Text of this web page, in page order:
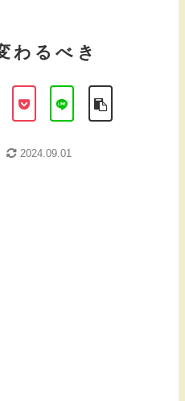
わるべき
2024.09.01